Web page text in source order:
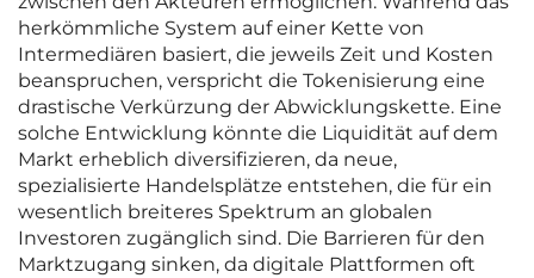
herkömmliche System auf einer Kette von
Intermediären basiert, die jeweils Zeit und Kosten
beanspruchen, verspricht die Tokenisierung eine
drastische Verkürzung der Abwicklungskette. Eine
solche Entwicklung könnte die Liquidität auf dem
Markt erheblich diversifizieren, da neue,
spezialisierte Handelsplätze entstehen, die für ein
wesentlich breiteres Spektrum an globalen
Investoren zugänglich sind. Die Barrieren für den
Marktzugang sinken, da digitale Plattformen oft